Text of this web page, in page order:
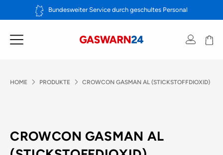
Inhalt
Bundesweiter Service durch geschultes Personal
HOME PRODUKTE CROWCON GASMAN AL (STICKSTOFFDIOXID)
CROWCON GASMAN AL